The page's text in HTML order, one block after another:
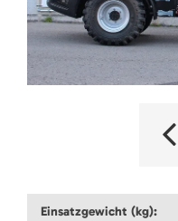
Einsatzgewicht (kg):